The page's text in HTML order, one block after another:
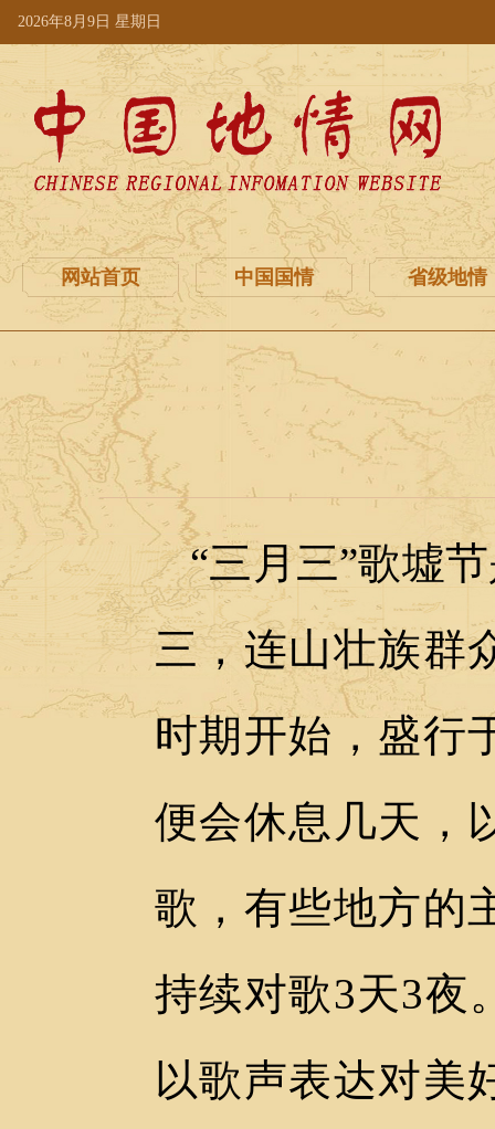
2026年8月9日 星期日
网站首页 中国国情 省级地情
“三月三”歌墟
三，连山壮族群
时期开始，盛行
便会休息几天，
歌，有些地方的
持续对歌3天3夜
以歌声表达对美